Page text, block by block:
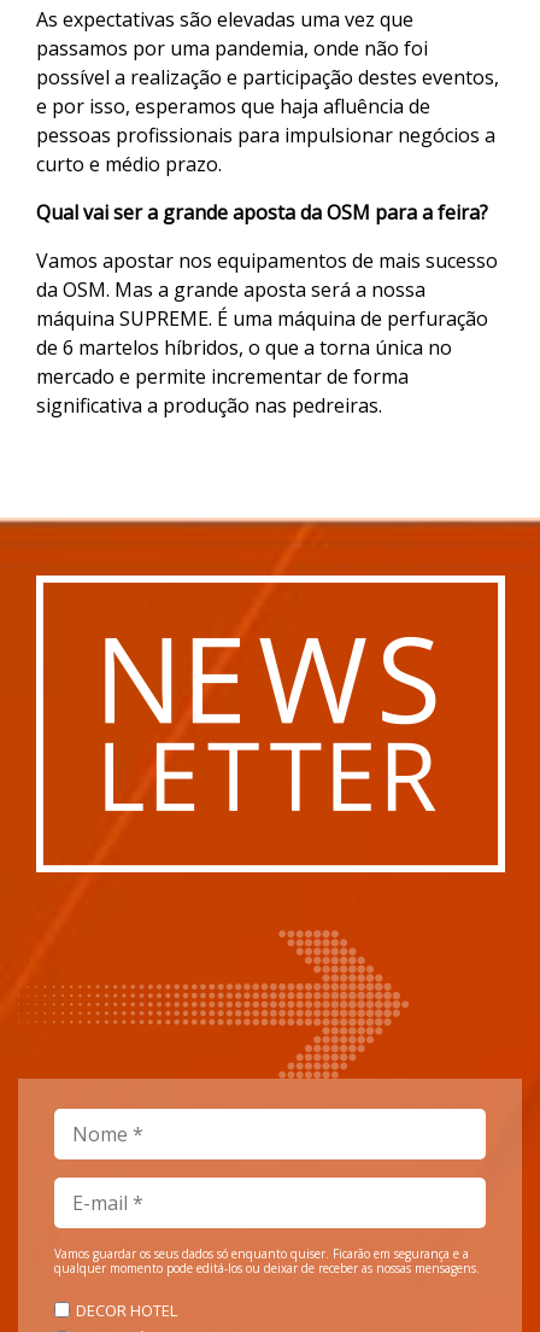
As expectativas são elevadas uma vez que
passamos por uma pandemia, onde não foi
possível a realização e participação destes eventos,
e por isso, esperamos que haja afluência de
pessoas profissionais para impulsionar negócios a
curto e médio prazo.
Qual vai ser a grande aposta da OSM para a feira?
Vamos apostar nos equipamentos de mais sucesso
da OSM. Mas a grande aposta será a nossa
máquina SUPREME. É uma máquina de perfuração
de 6 martelos híbridos, o que a torna única no
mercado e permite incrementar de forma
significativa a produção nas pedreiras.
Vamos guardar os seus dados só enquanto quiser. Ficarão em segurança e a
qualquer momento pode editá-los ou deixar de receber as nossas mensagens.
DECOR HOTEL